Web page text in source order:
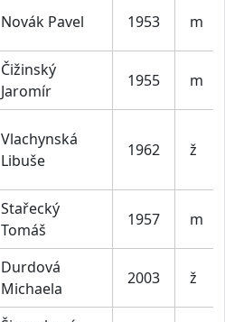
Novák Pavel 1953 m
Čižinský
Jaromír
1955 m
Vlachynská
Libuše
1962 ž
Stařecký
Tomáš
1957 m
Durdová
Michaela
2003 ž